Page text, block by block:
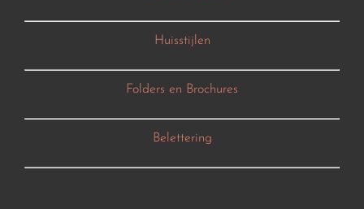
Huisstijlen
Folders en Brochures
Belettering